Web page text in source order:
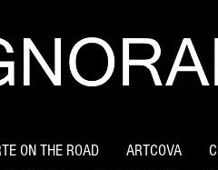
ON THE ROAD ARTCOVA